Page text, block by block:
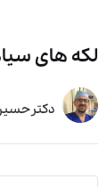
لکه های